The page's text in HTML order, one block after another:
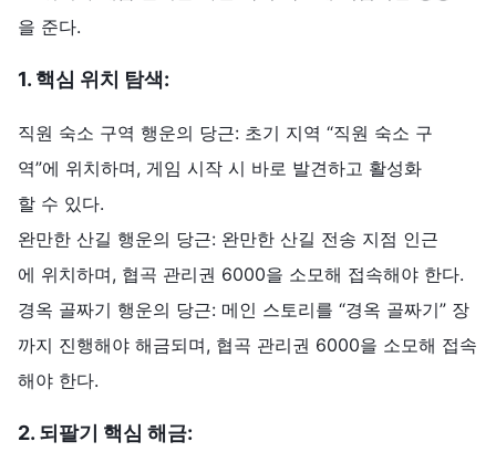
을 준다.
1. 핵심 위치 탐색:
직원 숙소 구역 행운의 당근: 초기 지역 “직원 숙소 구
역”에 위치하며, 게임 시작 시 바로 발견하고 활성화
할 수 있다.
완만한 산길 행운의 당근: 완만한 산길 전송 지점 인근
에 위치하며, 협곡 관리권 6000을 소모해 접속해야 한다.
경옥 골짜기 행운의 당근: 메인 스토리를 “경옥 골짜기” 장
까지 진행해야 해금되며, 협곡 관리권 6000을 소모해 접속
해야 한다.
2. 되팔기 핵심 해금: